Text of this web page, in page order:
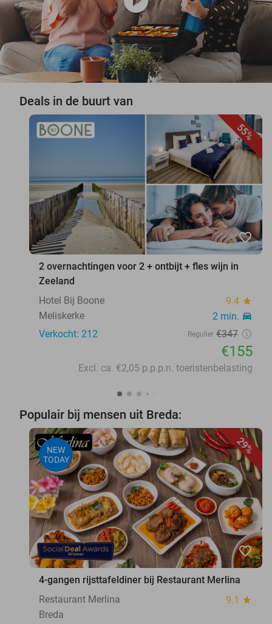
Deals in de buurt van
55%
favorite_border
2 overnachtingen voor 2 + ontbijt + fles wijn in
Zeeland
Hotel Bij Boone
9.4 star
Meliskerke 2 min. directions_car
Verkocht: 212 Regulier €347
€155
Excl. ca. €2,05 p.p.p.n. toeristenbelasting
Populair bij mensen uit Breda:
29%
NEW
TODAY
favorite_border
4-gangen rijsttafeldiner bij Restaurant Merlina
Restaurant Merlina
9.1 star
Breda